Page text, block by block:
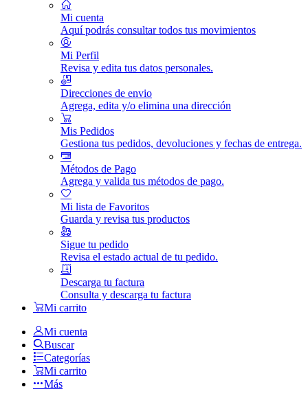
Mi cuenta
Aquí podrás consultar todos tus movimientos
Mi Perfil
Revisa y edita tus datos personales.
Direcciones de envio
Agrega, edita y/o elimina una dirección
Mis Pedidos
Gestiona tus pedidos, devoluciones y fechas de entrega.
Métodos de Pago
Agrega y valida tus métodos de pago.
Mi lista de Favoritos
Guarda y revisa tus productos
Sigue tu pedido
Revisa el estado actual de tu pedido.
Descarga tu factura
Consulta y descarga tu factura
Mi carrito
Mi cuenta
Buscar
Categorías
Mi carrito
Más